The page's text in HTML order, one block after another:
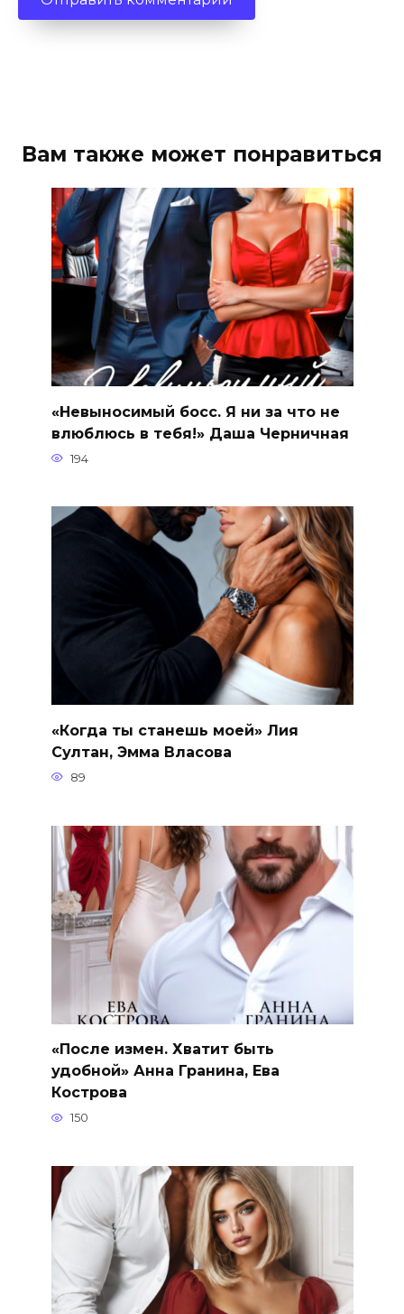
Вам также может понравиться
«Невыносимый босс. Я ни за что не
влюблюсь в тебя!» Даша Черничная
194
«Когда ты станешь моей» Лия
Султан, Эмма Власова
89
«После измен. Хватит быть
удобной» Анна Гранина, Ева
Кострова
150